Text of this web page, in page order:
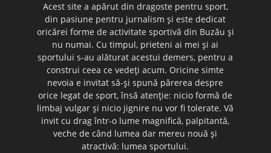
Acest site a apărut din dragoste pentru sport,
din pasiune pentru jurnalism şi este dedicat
oricărei forme de activitate sportivă din Buzău şi
nu numai. Cu timpul, prieteni ai mei şi ai
sportului s-au alăturat acestui demers, pentru a
construi ceea ce vedeţi acum. Oricine simte
nevoia e invitat să-şi spună părerea despre
orice legat de sport, însă atenţie: nicio formă de
limbaj vulgar şi nicio jignire nu vor fi tolerate. Vă
invit cu drag într-o lume magnifică, palpitantă,
veche de când lumea dar mereu nouă şi
atractivă: lumea sportului.